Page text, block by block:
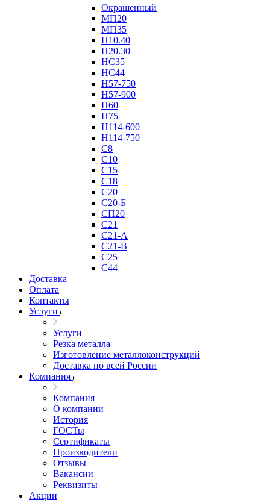
Окрашенный
МП20
МП35
Н10.40
Н20.30
НС35
НС44
Н57-750
Н57-900
Н60
Н75
Н114-600
Н114-750
С8
С10
С15
С18
С20
С20-Б
СП20
С21
С21-А
С21-В
С25
С44
Доставка
Оплата
Контакты
Услуги
Услуги
Резка металла
Изготовление металлоконструкций
Доставка по всей России
Компания
Компания
О компании
История
ГОСТы
Сертификаты
Производители
Отзывы
Вакансии
Реквизиты
Акции